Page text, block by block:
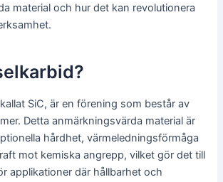
material och hur det kan revolutionera
SiC, är en förening som består av
Detta anmärkningsvärda material är
hårdhet, värmeledningsförmåga
mot kemiska angrepp, vilket gör det till
applikationer där hållbarhet och